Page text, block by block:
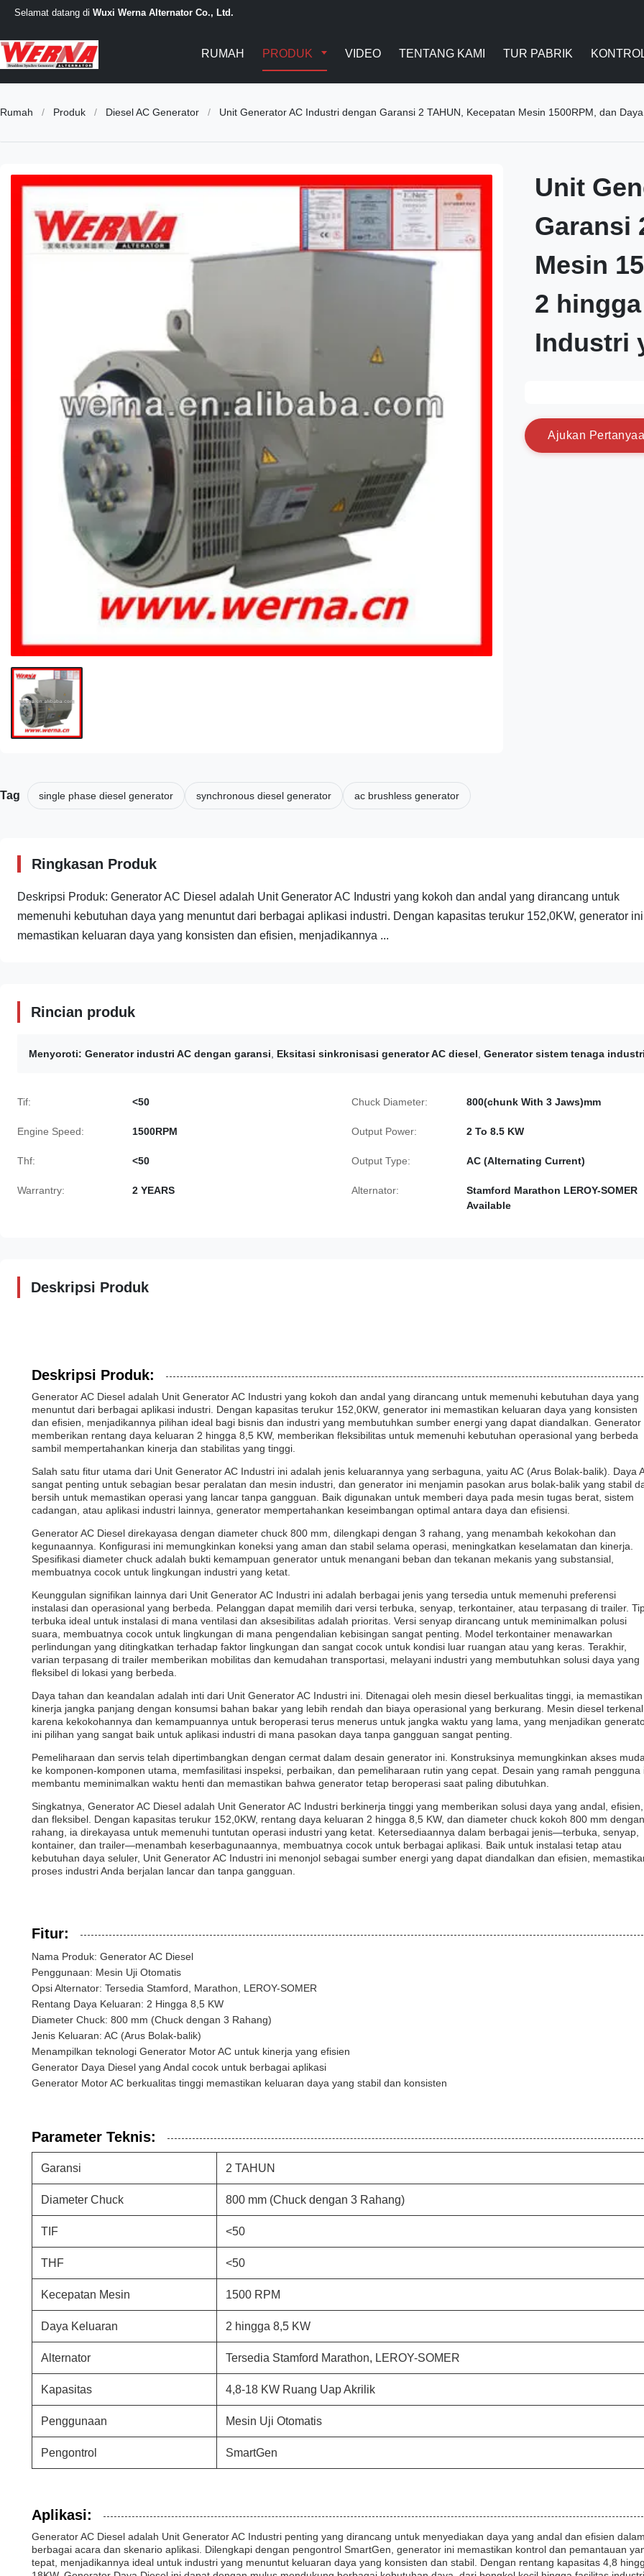
Selamat datang di Wuxi Werna Alternator Co., Ltd.
RUMAH PRODUK VIDEO TENTANG KAMI TUR PABRIK
Rumah / Produk / Diesel AC Generator / Unit Generator AC Industri dengan Garansi 2 TAHUN, Kecepatan Mesin 1500RPM, dan
Unit
Garansi
Mesin
2
Industri
Aju kan Pertanyaa
Tag single phase diesel generator synchronous diesel generator ac brushless generator
Ringkasan Produk
Deskripsi Produk: Generator AC Diesel adalah Unit Generator AC Industri yang kokoh dan andal yang dirancang untuk
memenuhi kebutuhan daya yang menuntut dari berbagai aplikasi industri. Dengan kapasitas terukur 152,0KW, generator ini
memastikan keluaran daya yang konsisten dan efisien, menjadikannya ...
Rincian produk
Menyoroti: Generator industri AC dengan garansi Eksitasi sinkronisasi generator AC diesel Generator sistem tenaga industri
Tif: <50 Chuck Diameter: 800(chunk With 3 Jaws)mm
Engine Speed: 1500RPM Output Power: 2 To 8.5 KW
Thf: <50 Output Type: AC (Alternating Current)
Warrantry: 2 YEARS Alternator:
Stamford Marathon LEROY-SOMER
Available
Deskripsi Produk
Deskripsi Produk:
Generator AC Diesel adalah Unit Generator AC Industri yang kokoh dan andal yang dirancang untuk memenuhi kebutuhan daya yang
menuntut dari berbagai aplikasi industri. Dengan kapasitas terukur 152,0KW, generator ini memastikan keluaran daya yang konsisten
dan efisien, menjadikannya pilihan ideal bagi bisnis dan industri yang membutuhkan sumber energi yang dapat diandalkan. Generator
memberikan rentang daya keluaran 2 hingga 8,5 KW, memberikan fleksibilitas untuk memenuhi kebutuhan operasional yang berbeda
sambil mempertahankan kinerja dan stabilitas yang tinggi.
Salah satu fitur utama dari Unit Generator AC Industri ini adalah jenis keluarannya yang serbaguna, yaitu AC (Arus Bolak-balik). Daya
sangat penting untuk sebagian besar peralatan dan mesin industri, dan generator ini menjamin pasokan arus bolak-balik yang stabil
bersih untuk memastikan operasi yang lancar tanpa gangguan. Baik digunakan untuk memberi daya pada mesin tugas berat, sistem
cadangan, atau aplikasi industri lainnya, generator mempertahankan keseimbangan optimal antara daya dan efisiensi.
Generator AC Diesel direkayasa dengan diameter chuck 800 mm, dilengkapi dengan 3 rahang, yang menambah kekokohan dan
kegunaannya. Konfigurasi ini memungkinkan koneksi yang aman dan stabil selama operasi, meningkatkan keselamatan dan kinerja.
Spesifikasi diameter chuck adalah bukti kemampuan generator untuk menangani beban dan tekanan mekanis yang substansial,
membuatnya cocok untuk lingkungan industri yang ketat.
Keunggulan signifikan lainnya dari Unit Generator AC Industri ini adalah berbagai jenis yang tersedia untuk memenuhi preferensi
instalasi dan operasional yang berbeda. Pelanggan dapat memilih dari versi terbuka, senyap, terkontainer, atau terpasang di trailer.
terbuka ideal untuk instalasi di mana ventilasi dan aksesibilitas adalah prioritas. Versi senyap dirancang untuk meminimalkan polusi
suara, membuatnya cocok untuk lingkungan di mana pengendalian kebisingan sangat penting. Model terkontainer menawarkan
perlindungan yang ditingkatkan terhadap faktor lingkungan dan sangat cocok untuk kondisi luar ruangan atau yang keras. Terakhir,
varian terpasang di trailer memberikan mobilitas dan kemudahan transportasi, melayani industri yang membutuhkan solusi daya yang
fleksibel di lokasi yang berbeda.
Daya tahan dan keandalan adalah inti dari Unit Generator AC Industri ini. Ditenagai oleh mesin diesel berkualitas tinggi, ia memastikan
kinerja jangka panjang dengan konsumsi bahan bakar yang lebih rendah dan biaya operasional yang berkurang. Mesin diesel terkenal
karena kekokohannya dan kemampuannya untuk beroperasi terus menerus untuk jangka waktu yang lama, yang menjadikan
ini pilihan yang sangat baik untuk aplikasi industri di mana pasokan daya tanpa gangguan sangat penting.
Pemeliharaan dan servis telah dipertimbangkan dengan cermat dalam desain generator ini. Konstruksinya memungkinkan akses
ke komponen-komponen utama, memfasilitasi inspeksi, perbaikan, dan pemeliharaan rutin yang cepat. Desain yang ramah pengguna
membantu meminimalkan waktu henti dan memastikan bahwa generator tetap beroperasi saat paling dibutuhkan.
Singkatnya, Generator AC Diesel adalah Unit Generator AC Industri berkinerja tinggi yang memberikan solusi daya yang andal, efisien,
dan fleksibel. Dengan kapasitas terukur 152,0KW, rentang daya keluaran 2 hingga 8,5 KW, dan diameter chuck kokoh 800 mm
rahang, ia direkayasa untuk memenuhi tuntutan operasi industri yang ketat. Ketersediaannya dalam berbagai jenis—terbuka, senyap,
kontainer, dan trailer—menambah keserbagunaannya, membuatnya cocok untuk berbagai aplikasi. Baik untuk instalasi tetap atau
kebutuhan daya seluler, Unit Generator AC Industri ini menonjol sebagai sumber energi yang dapat diandalkan dan efisien,
proses industri Anda berjalan lancar dan tanpa gangguan.
Fitur:
Nama Produk: Generator AC Diesel
Penggunaan: Mesin Uji Otomatis
Opsi Alternator: Tersedia Stamford, Marathon, LEROY-SOMER
Rentang Daya Keluaran: 2 Hingga 8,5 KW
Diameter Chuck: 800 mm (Chuck dengan 3 Rahang)
Jenis Keluaran: AC (Arus Bolak-balik)
Menampilkan teknologi Generator Motor AC untuk kinerja yang efisien
Generator Daya Diesel yang Andal cocok untuk berbagai aplikasi
Generator Motor AC berkualitas tinggi memastikan keluaran daya yang stabil dan konsisten
Parameter Teknis:
Garansi 2 TAHUN
Diameter Chuck 800 mm (Chuck dengan 3 Rahang)
TIF <50
THF <50
Kecepatan Mesin 1500 RPM
Daya Keluaran 2 hingga 8,5 KW
Alternator Tersedia Stamford Marathon, LEROY-SOMER
Kapasitas 4,8-18 KW Ruang Uap Akrilik
Penggunaan Mesin Uji Otomatis
Pengontrol SmartGen
Aplikasi:
Generator AC Diesel adalah Unit Generator AC Industri penting yang dirancang untuk menyediakan daya yang andal dan efisien dalam
berbagai acara dan skenario aplikasi. Dilengkapi dengan pengontrol SmartGen, generator ini memastikan kontrol dan pemantauan
tepat, menjadikannya ideal untuk industri yang menuntut keluaran daya yang konsisten dan stabil. Dengan rentang kapasitas 4,8